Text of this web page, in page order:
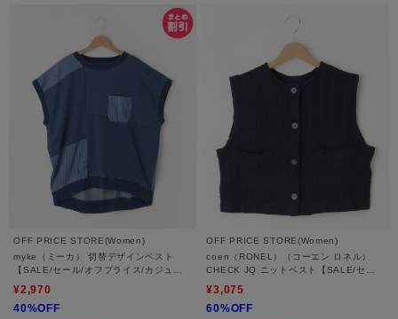
OFF PRICE STORE(Women)
myke（ミーカ） 切替デザインベスト
【SALE/セール/オフプライス/カジュア
¥2,970
40%OFF
OFF PRICE STORE(Women)
coen（RONEL）（コーエン ロネル）
CHECK JQ ニットベスト【SALE/セー
レンド/通勤】
¥3,075
60%OFF